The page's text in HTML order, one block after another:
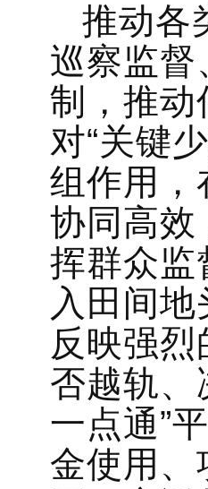
推动各
巡察监督
制，推动
对“关键
组作用，
协同高效
挥群众监
入田间
反映强烈
否越轨、
一点通”
金使用、